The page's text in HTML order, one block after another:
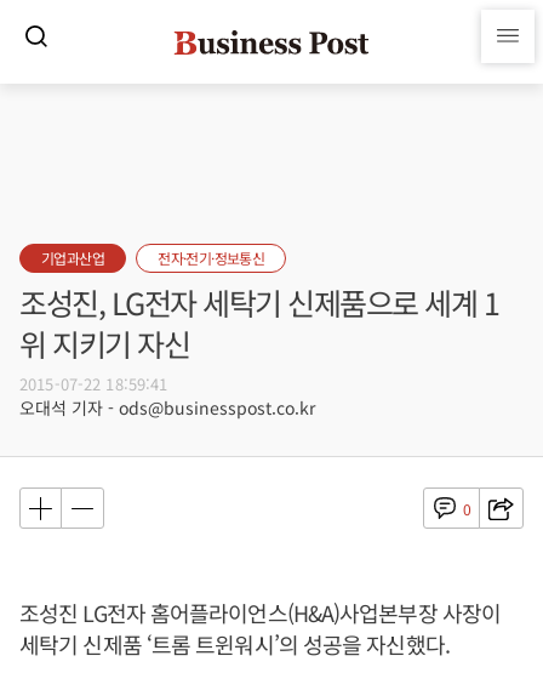
기업과산업 전자·전기·정보통신
조성진, LG전자 세탁기 신제품으로 세계 1
위 지키기 자신
2015-07-22 18:59:41
오대석 기자 - ods@businesspost.co.kr
0
조성진 LG전자 홈어플라이언스(H&A)사업본부장 사장이
세탁기 신제품 ‘트롬 트윈워시’의 성공을 자신했다.